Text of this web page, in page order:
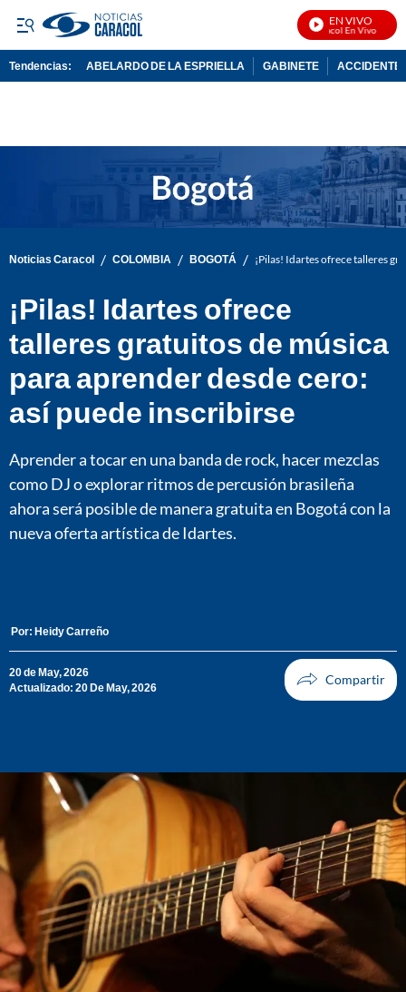
EN VIVO
Noticias Caracol En Vivo
Tendencias: ABELARDO DE LA ESPRIELLA GABINETE ACCIDENTE
Noticias Caracol / COLOMBIA / BOGOTÁ / ¡Pilas! Idartes ofrece talleres
¡Pilas! Idartes ofrece
talleres gratuitos de música
para aprender desde cero:
así puede inscribirse
Aprender a tocar en una banda de rock, hacer mezclas
como DJ o explorar ritmos de percusión brasileña
ahora será posible de manera gratuita en Bogotá con la
nueva oferta artística de Idartes.
Por: Heidy Carreño
20 de May, 2026
Actualizado: 20 De May, 2026